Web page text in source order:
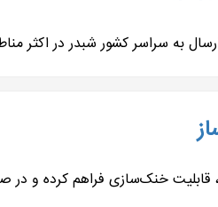
به سراسر کشور شبدر در اکثر
قابلیت خنک‌سازی فراهم کرده و در